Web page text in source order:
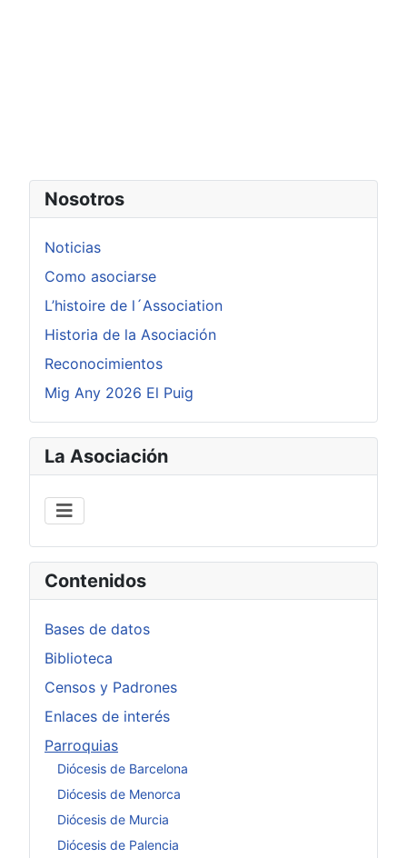
Nosotros
Noticias
Como asociarse
L’histoire de l´Association
Historia de la Asociación
Reconocimientos
Mig Any 2026 El Puig
La Asociación
Contenidos
Bases de datos
Biblioteca
Censos y Padrones
Enlaces de interés
Parroquias
Diócesis de Barcelona
Diócesis de Menorca
Diócesis de Murcia
Diócesis de Palencia